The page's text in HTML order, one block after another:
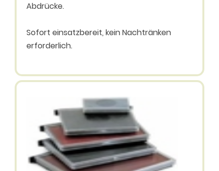
Abdrücke.
Sofort einsatzbereit, kein Nachtränken
erforderlich.